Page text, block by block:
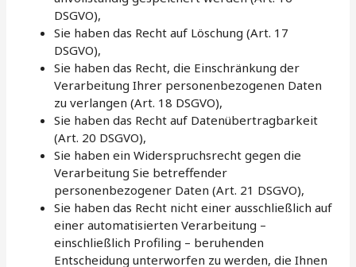
DSGVO),
Sie haben das Recht auf Löschung (Art. 17
DSGVO),
Sie haben das Recht, die Einschränkung der
Verarbeitung Ihrer personenbezogenen Daten
zu verlangen (Art. 18 DSGVO),
Sie haben das Recht auf Datenübertragbarkeit
(Art. 20 DSGVO),
Sie haben ein Widerspruchsrecht gegen die
Verarbeitung Sie betreffender
personenbezogener Daten (Art. 21 DSGVO),
Sie haben das Recht nicht einer ausschließlich auf
einer automatisierten Verarbeitung –
einschließlich Profiling – beruhenden
Entscheidung unterworfen zu werden, die Ihnen